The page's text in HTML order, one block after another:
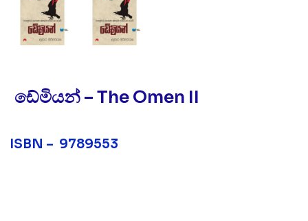
ඩේමියන් – The Omen II
ISBN – 9789553